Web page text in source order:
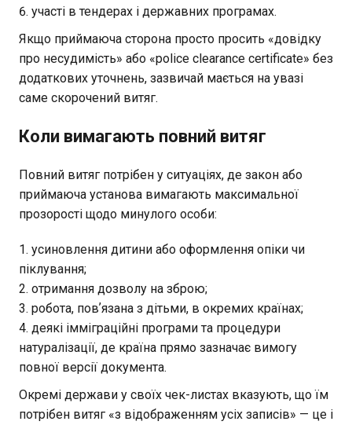
участі в тендерах і державних програмах.
Якщо приймаюча сторона просто просить «довідку
про несудимість» або «police clearance certificate» без
додаткових уточнень, зазвичай мається на увазі
саме скорочений витяг.
Коли вимагають повний витяг
Повний витяг потрібен у ситуаціях, де закон або
приймаюча установа вимагають максимальної
прозорості щодо минулого особи:
усиновлення дитини або оформлення опіки чи
піклування;
отримання дозволу на зброю;
робота, повʼязана з дітьми, в окремих країнах;
деякі імміграційні програми та процедури
натуралізації, де країна прямо зазначає вимогу
повної версії документа.
Окремі держави у своїх чек-листах вказують, що їм
потрібен витяг «з відображенням усіх записів» — це і